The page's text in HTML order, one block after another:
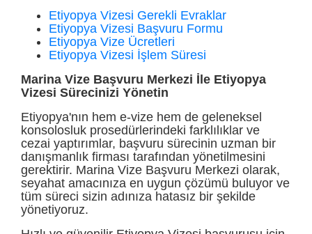
Etiyopya Vizesi Gerekli Evraklar
Etiyopya Vizesi Başvuru Formu
Etiyopya Vize Ücretleri
Etiyopya Vizesi İşlem Süresi
Marina Vize Başvuru Merkezi İle Etiyopya
Vizesi Sürecinizi Yönetin
Etiyopya'nın hem e-vize hem de geleneksel
konsolosluk prosedürlerindeki farklılıklar ve
cezai yaptırımlar, başvuru sürecinin uzman bir
danışmanlık firması tarafından yönetilmesini
gerektirir. Marina Vize Başvuru Merkezi olarak,
seyahat amacınıza en uygun çözümü buluyor ve
tüm süreci sizin adınıza hatasız bir şekilde
yönetiyoruz.